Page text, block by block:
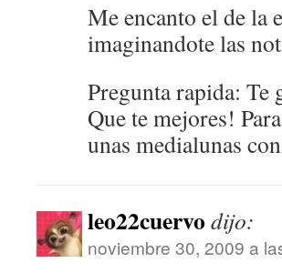
Me encanto el de la
imaginandote las
Pregunta rapida: Te
Que te mejores!
unas medialunas
leo22cuervo dijo:
noviembre 30, 2009 a